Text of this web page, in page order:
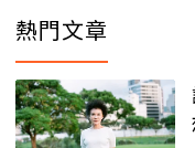
熱門文章